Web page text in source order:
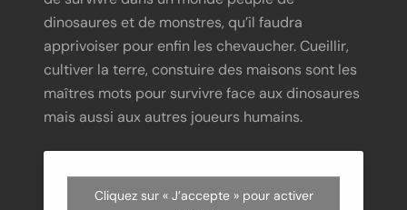
dinosaures et de monstres, qu’il faudra
apprivoiser pour enfin les chevaucher. Cueillir,
cultiver la terre, constuire des maisons sont les
maîtres mots pour survivre face aux dinosaures
mais aussi aux autres joueurs humains.
Cliquez sur « J’accepte » pour activer